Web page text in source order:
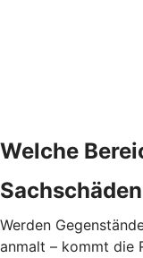
Welche
Sachschäden
Werden
anmalt – kommt die